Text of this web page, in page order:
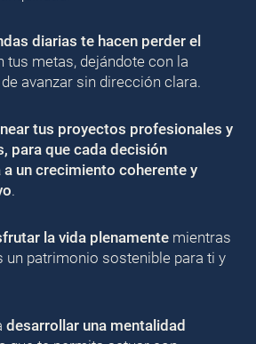
diarias te hacen perder el
tus metas, dejándote con la
avanzar sin dirección clara.
tus proyectos profesionales y
para que cada decisión
un crecimiento coherente y
.
la vida plenamentemientras
un patrimonio sostenible para ti y
desarrollar una mentalidad